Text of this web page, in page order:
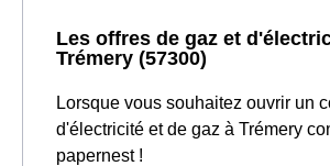
Les offres de gaz et
Trémery (57300)
Lorsque vous souhaitez ouvrir un
d'électricité et de gaz à Trémery
papernest !